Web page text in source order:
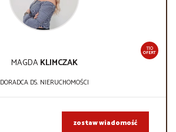
110
OFERT
MAGDAKLIMCZAK
DORADCA DS. NIERUCHOMOŚCI
zostaw wiadomość